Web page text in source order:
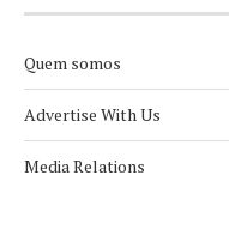
Quem somos
Advertise With Us
Media Relations